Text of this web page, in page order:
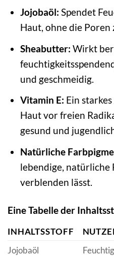
Jojobaöl: Spendet
Haut, ohne die Poren
Sheabutter: Wirkt
und geschmeidig.
Vitamin E: Ein
Haut vor freien
gesund und
Natürliche
lebendige, natürliche
verblenden lässt.
Eine Tabelle der
INHALTSSTOFF
Jojobaöl